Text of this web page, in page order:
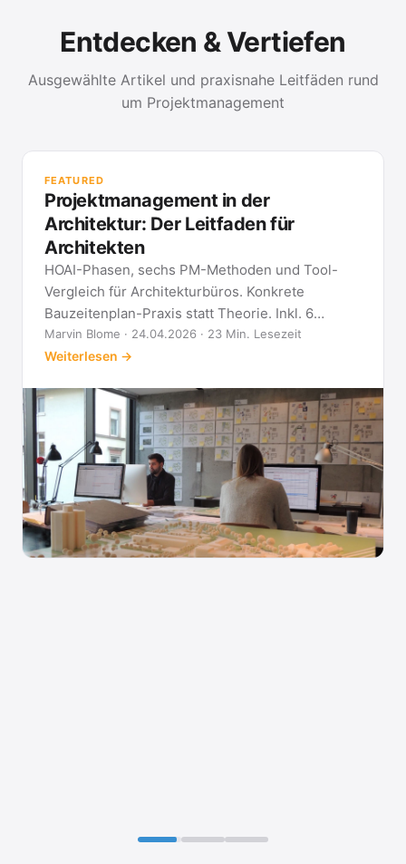
Entdecken & Vertiefen
Ausgewählte Artikel und praxisnahe Leitfäden rund
um Projektmanagement
FEATURED
Projektmanagement in der
Architektur: Der Leitfaden für
Architekten
HOAI-Phasen, sechs PM-Methoden und Tool-
Vergleich für Architekturbüros. Konkrete
Bauzeitenplan-Praxis statt Theorie. Inkl. 6
Architekten-FAQ.
Marvin Blome · 24.04.2026 · 23 Min. Lesezeit
Weiterlesen →